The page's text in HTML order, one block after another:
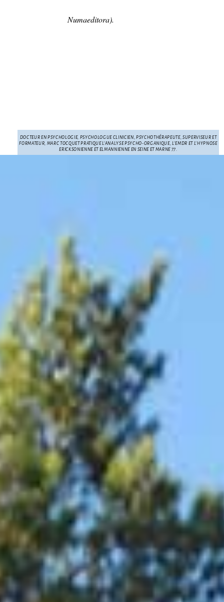
Numaeditora).
DOCTEUR EN PSYCHOLOGIE, PSYCHOLOGUE CLINICIEN, PSYCHOTHÉRAPEUTE, SUPERVISEUR ET
FORMATEUR, MARC TOCQUET PRATIQUE L’ANALYSE PSYCHO-ORGANIQUE, L’EMDR ET L’HYPNOSE
ERICKSONIENNE ET ELMANNIENNE EN SEINE ET MARNE 77.